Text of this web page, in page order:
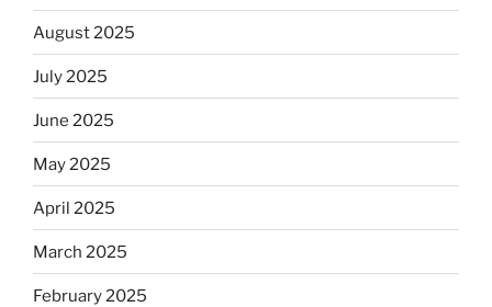
August 2025
July 2025
June 2025
May 2025
April 2025
March 2025
February 2025